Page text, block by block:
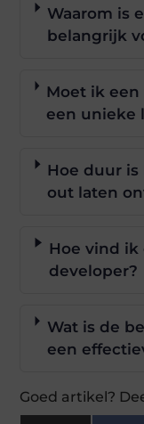
Waarom is
belangrijk
Moet ik
een unieke
Hoe duur
out laten
Hoe vind ik
developer?
Wat is de
een
Goed artikel?